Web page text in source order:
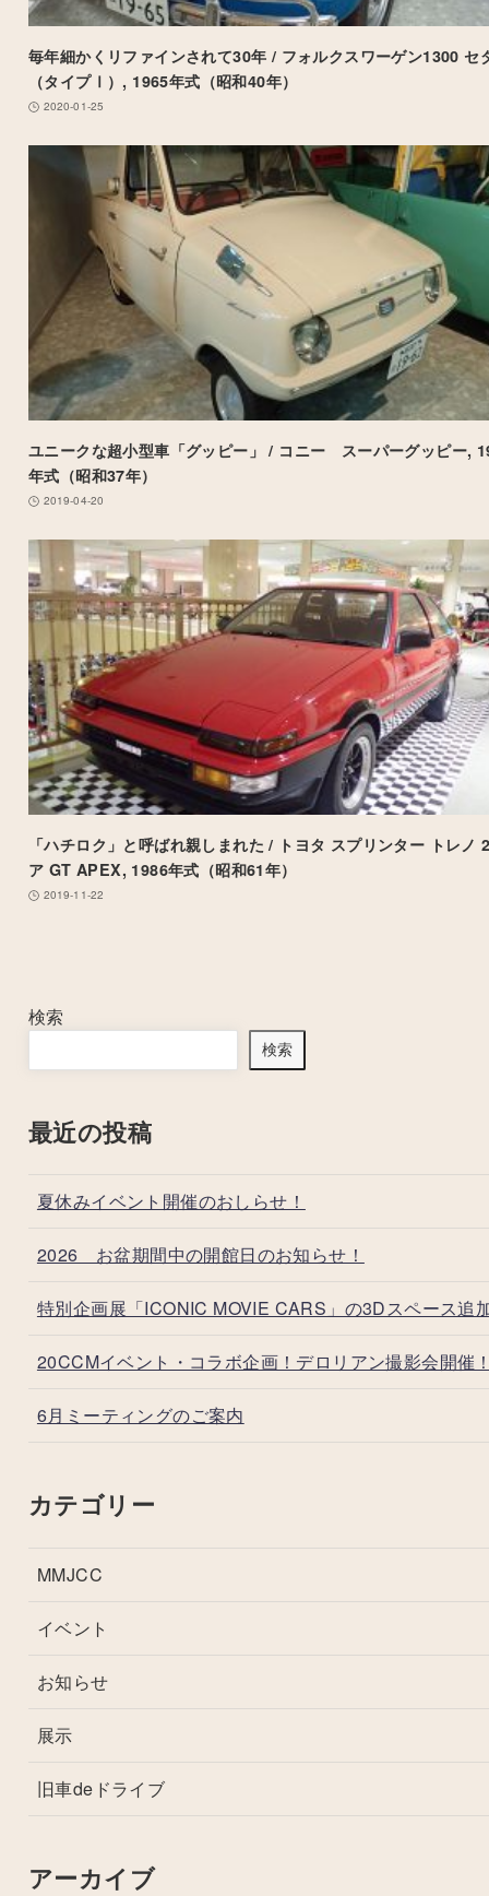
毎年細かくリファインされて30年 / フォルクスワーゲン1300 セ
（タイプⅠ）, 1965年式（昭和40年）
2020-01-25
ユニークな超小型車「グッピー」 / コニー スーパーグッピー,
年式（昭和37年）
2019-04-20
「ハチロク」と呼ばれ親しまれた / トヨタ スプリンター トレノ
ア GT APEX, 1986年式（昭和61年）
2019-11-22
検索
検索
最近の投稿
夏休みイベント開催のおしらせ！
2026 お盆期間中の開館日のお知らせ！
特別企画展「ICONIC MOVIE CARS」の3Dスペース追
20CCMイベント・コラボ企画！デロリアン撮影会開催
6月ミーティングのご案内
カテゴリー
MMJCC
イベント
お知らせ
展示
旧車deドライブ
アーカイブ